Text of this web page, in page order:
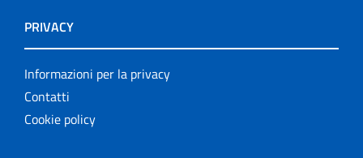
PRIVACY
Informazioni per la privacy
Contatti
Cookie policy